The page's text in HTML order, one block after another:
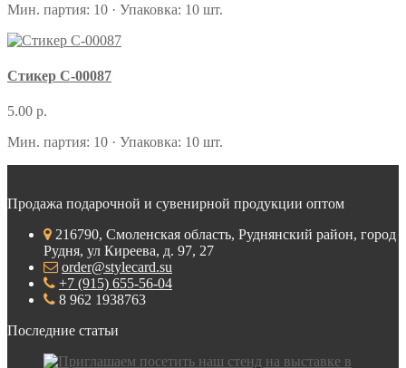
Мин. партия: 10 · Упаковка: 10 шт.
Стикер С-00087
5.00 р.
Мин. партия: 10 · Упаковка: 10 шт.
Продажа подарочной и сувенирной продукции оптом
216790, Смоленская область, Руднянский район, город
Рудня, ул Киреева, д. 97, 27
order@stylecard.su
+7 (915) 655-56-04
8 962 1938763
Последние статьи